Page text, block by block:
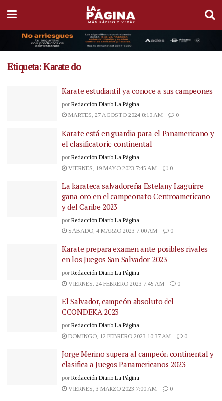
Etiqueta:Karate do
Karate estudiantil ya conoce a sus campeones
por Redacción Diario La Página
MARTES, 27 AGOSTO 2024 8:10 AM
0
Karate está en guardia para el Panamericano y
el clasificatorio continental
por Redacción Diario La Página
VIERNES, 19 MAYO 2023 7:45 AM
0
La karateca salvadoreña Estefany Izaguirre
gana oro en el campeonato Centroamericano
y del Caribe 2023
por Redacción Diario La Página
SÁBADO, 4 MARZO 2023 7:00 AM
0
Karate prepara examen ante posibles rivales
en los Juegos San Salvador 2023
por Redacción Diario La Página
VIERNES, 24 FEBRERO 2023 7:45 AM
0
El Salvador, campeón absoluto del
CCONDEKA 2023
por Redacción Diario La Página
DOMINGO, 12 FEBRERO 2023 10:37 AM
0
Jorge Merino supera al campeón continental y
clasifica a Juegos Panamericanos 2023
por Redacción Diario La Página
VIERNES, 3 MARZO 2023 7:00 AM
0